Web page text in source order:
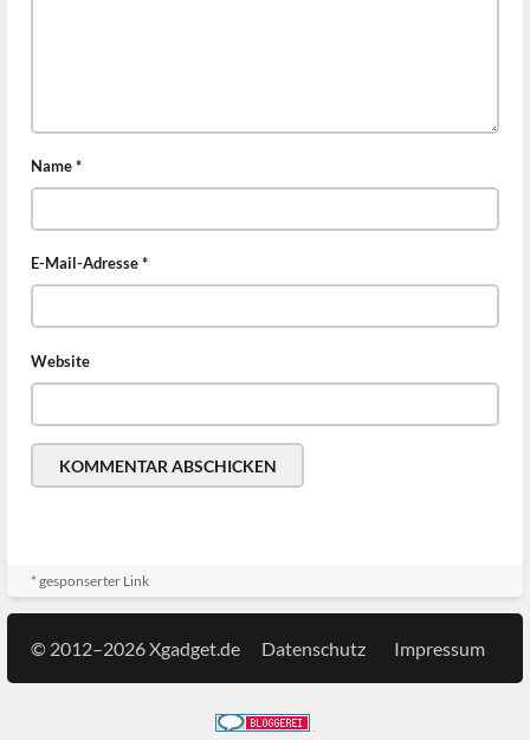
Name*
E-Mail-Adresse*
Website
* gesponserter Link
© 2012–2026 Xgadget.de Datenschutz Impressum